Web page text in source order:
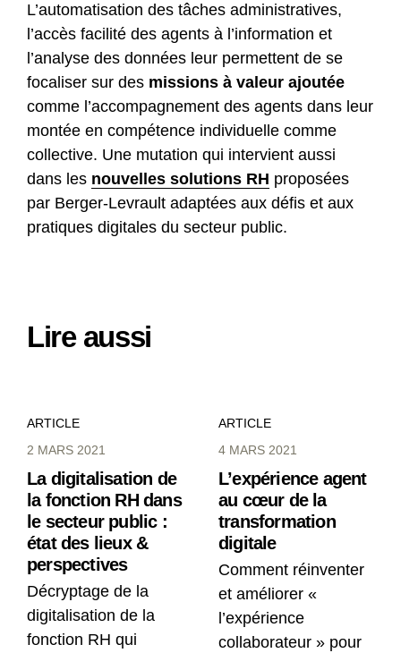
L’automatisation des tâches administratives,
l’accès facilité des agents à l’information et
l’analyse des données leur permettent de se
focaliser sur des missions à valeur ajoutée
comme l’accompagnement des agents dans leur
montée en compétence individuelle comme
collective. Une mutation qui intervient aussi
dans les nouvelles solutions RH proposées
par Berger-Levrault adaptées aux défis et aux
pratiques digitales du secteur public.
Lire aussi
ARTICLE
2 MARS 2021
La digitalisation de
la fonction RH dans
le secteur public :
état des lieux &
perspectives
Décryptage de la
digitalisation de la
fonction RH qui
ARTICLE
4 MARS 2021
L’expérience agent
au cœur de la
transformation
digitale
Comment réinventer
et améliorer «
l’expérience
collaborateur » pour